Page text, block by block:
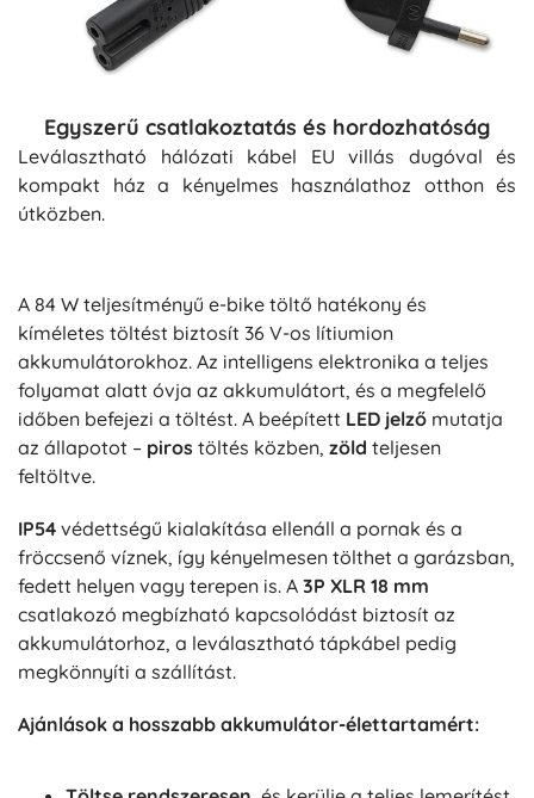
Egyszerű csatlakoztatás és hordozhatóság
Leválasztható hálózati kábel EU villás dugóval és
kompakt ház a kényelmes használathoz otthon és
útközben.
A 84 W teljesítményű e-bike töltő hatékony és
kíméletes töltést biztosít 36 V-os lítiumion
akkumulátorokhoz. Az intelligens elektronika a teljes
folyamat alatt óvja az akkumulátort, és a megfelelő
időben befejezi a töltést. A beépített LED jelző mutatja
az állapotot – piros töltés közben, zöld teljesen
feltöltve.
IP54 védettségű kialakítása ellenáll a pornak és a
fröccsenő víznek, így kényelmesen tölthet a garázsban,
fedett helyen vagy terepen is. A 3P XLR 18 mm
csatlakozó megbízható kapcsolódást biztosít az
akkumulátorhoz, a leválasztható tápkábel pedig
megkönnyíti a szállítást.
Ajánlások a hosszabb akkumulátor-élettartamért: